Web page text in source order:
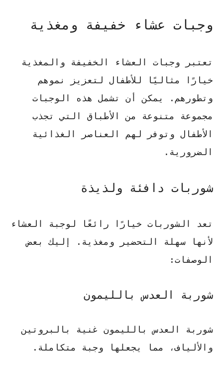
وجبات عشاء خفيفة ومغذية
تعتبر وجبات العشاء الخفيفة والمغذية
خيارًا مثاليًا للأطفال لتعزيز نموهم
وتطورهم. يمكن أن تشمل هذه الوجبات
مجموعة متنوعة من الأطباق التي تجذب
الأطفال وتوفر لهم العناصر الغذائية
الضرورية.
شوربات دافئة ولذيذة
تعد الشوربات خيارًا رائعًا لوجبة العشاء
لأنها سهلة التحضير ومغذية. إليك بعض
الوصفات:
شوربة العدس بالليمون
شوربة العدس بالليمون غنية بالبروتين
والألياف، مما يجعلها وجبة متكاملة.